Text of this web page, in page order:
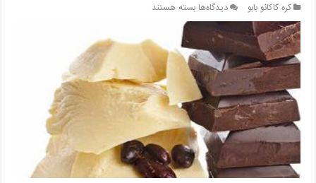
کره کاکائو بابو دیدگاه‌هابرای
فروش
عمده
کره
کاکائو
خالص
با
بو
بسته هستند